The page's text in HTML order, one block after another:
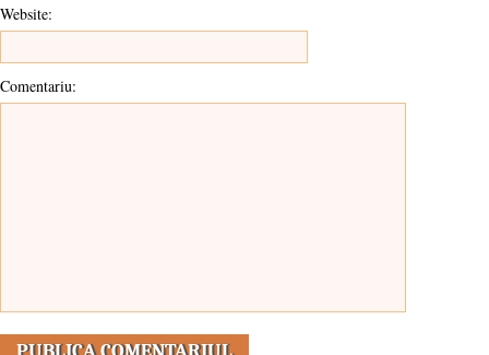
Website:
Comentariu: